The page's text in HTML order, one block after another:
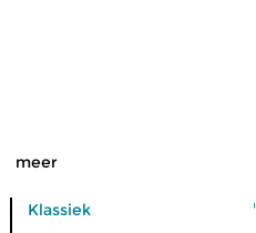
meer
Klassiek